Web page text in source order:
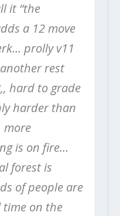
it “the
a 12 move
prolly v11
rest
hard to grade
harder than
more
is on fire…
forest is
of people are
time on the